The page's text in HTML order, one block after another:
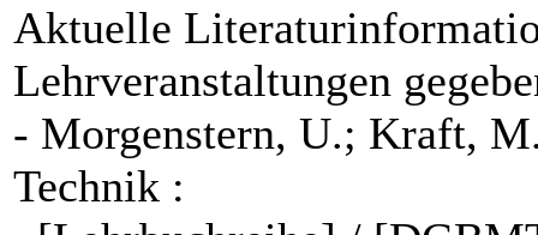
Aktuelle
Lehrveranstaltungen
- Morgenstern, U.; Kraft,
Technik :